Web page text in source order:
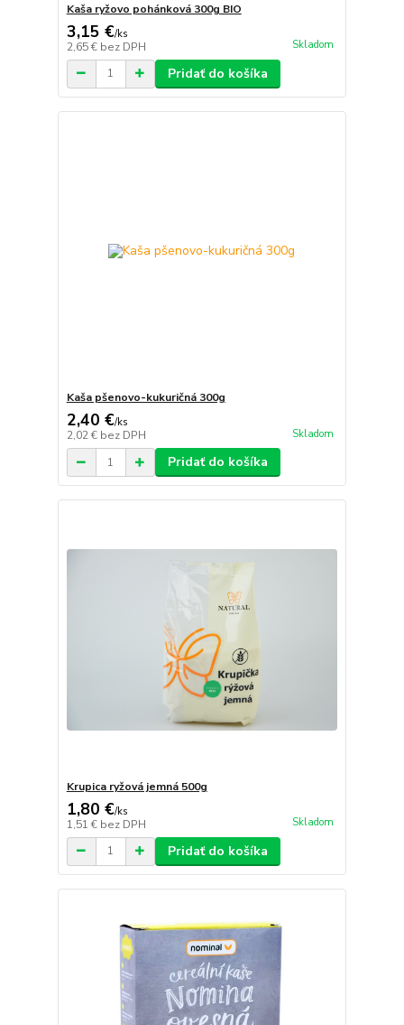
Kaša ryžovo pohánková 300g BIO
3,15 €/ks
2,65 € bez DPH Skladom
Pridať do košíka
Kaša pšenovo-kukuričná 300g
2,40 €/ks
2,02 € bez DPH Skladom
Pridať do košíka
Krupica ryžová jemná 500g
1,80 €/ks
1,51 € bez DPH Skladom
Pridať do košíka